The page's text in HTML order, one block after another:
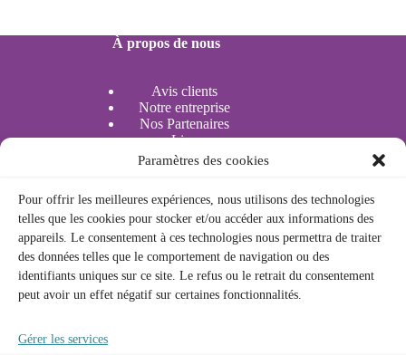
Paramètres des cookies
Pour offrir les meilleures expériences, nous utilisons des technologies
telles que les cookies pour stocker et/ou accéder aux informations des
appareils. Le consentement à ces technologies nous permettra de traiter
des données telles que le comportement de navigation ou des
identifiants uniques sur ce site. Le refus ou le retrait du consentement
peut avoir un effet négatif sur certaines fonctionnalités.
Gérer les services
À propos de nous
Avis clients
Notre entreprise
Nos Partenaires
Lieu
Légal
Politique de confidentialité